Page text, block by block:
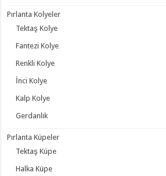
Pırlanta Kolyeler
Tektaş Kolye
Fantezi Kolye
Renkli Kolye
İnci Kolye
Kalp Kolye
Gerdanlık
Pırlanta Küpeler
Tektaş Küpe
Halka Küpe